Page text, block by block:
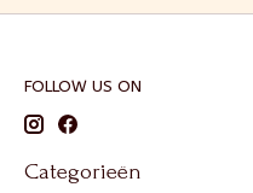
FOLLOW US ON
Categorieën